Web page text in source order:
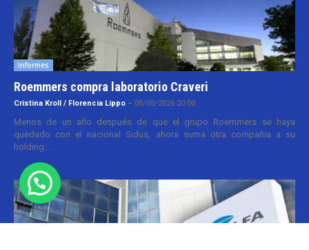
Informes
Roemmers compra laboratorio Craveri
Cristina Kroll / Florencia Lippo - 05/05/2026 20:00
Menos de un año después de que el grupo Roemmers se haya
quedado con el nacional Sidus, ahora suma otra compañía a su
holding....